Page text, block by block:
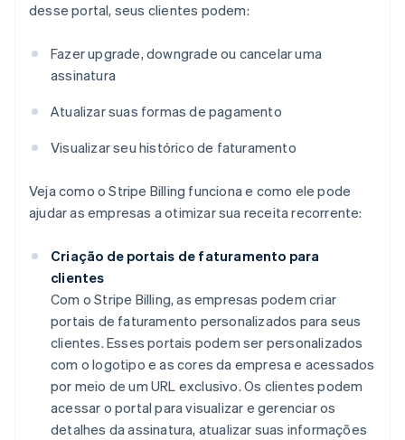
desse portal, seus clientes podem:
Fazer upgrade, downgrade ou cancelar uma
assinatura
Atualizar suas formas de pagamento
Visualizar seu histórico de faturamento
Veja como o Stripe Billing funciona e como ele pode
ajudar as empresas a otimizar sua receita recorrente:
Criação de portais de faturamento para
clientes
Com o Stripe Billing, as empresas podem criar
portais de faturamento personalizados para seus
clientes. Esses portais podem ser personalizados
com o logotipo e as cores da empresa e acessados
por meio de um URL exclusivo. Os clientes podem
acessar o portal para visualizar e gerenciar os
detalhes da assinatura, atualizar suas informações